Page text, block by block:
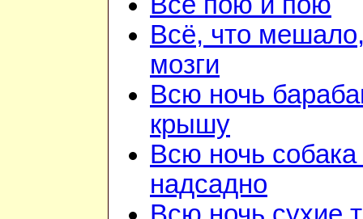
Всё, что
мозги
Всю ночь
крышу
Всю ночь
надсадно